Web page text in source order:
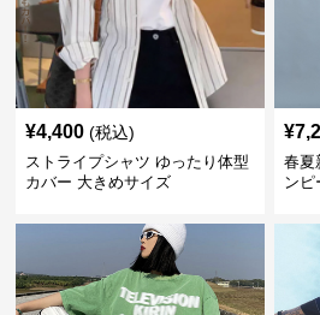
¥4,400 (税込)
ストライプシャツ ゆったり体型
カバー 大きめサイズ
¥
春夏
ンピ